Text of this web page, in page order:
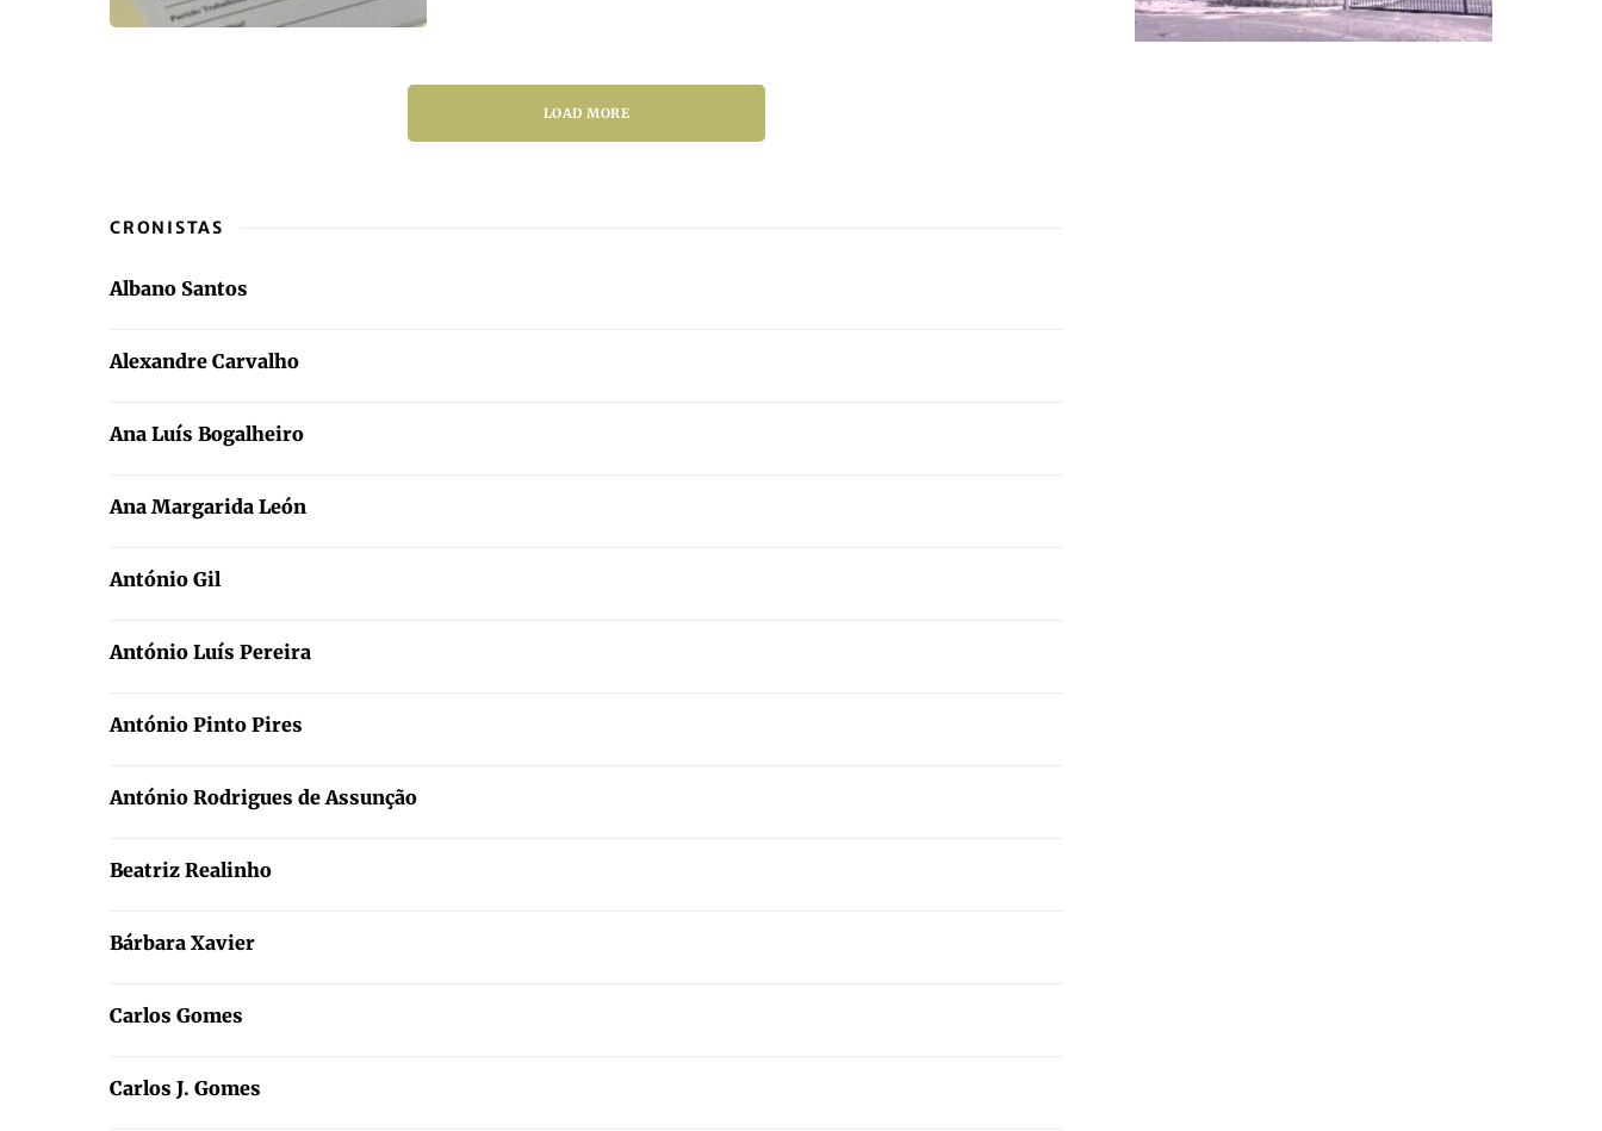
LOAD MORE
CRONISTAS
Albano Santos
Alexandre Carvalho
Ana Luís Bogalheiro
Ana Margarida León
António Gil
António Luís Pereira
António Pinto Pires
António Rodrigues de Assunção
Beatriz Realinho
Bárbara Xavier
Carlos Gomes
Carlos J. Gomes